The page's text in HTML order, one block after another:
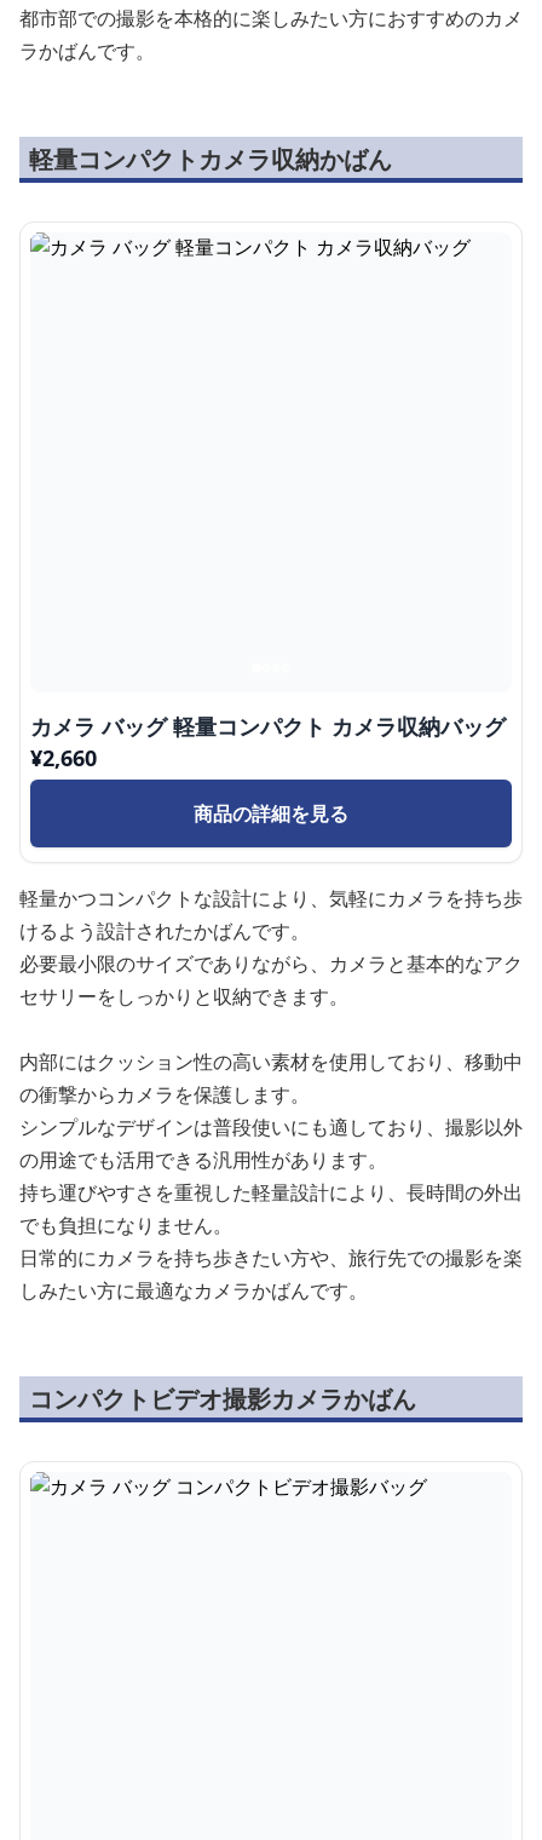
都市部での撮影を本格的に楽しみたい方におすすめのカメ
ラかばんです。
軽量コンパクトカメラ収納かばん
カメラ バッグ 軽量コンパクト カメラ収納バッグ
¥2,660
商品の詳細を見る
軽量かつコンパクトな設計により、気軽にカメラを持ち歩
けるよう設計されたかばんです。
必要最小限のサイズでありながら、カメラと基本的なアク
セサリーをしっかりと収納できます。
内部にはクッション性の高い素材を使用しており、移動中
の衝撃からカメラを保護します。
シンプルなデザインは普段使いにも適しており、撮影以外
の用途でも活用できる汎用性があります。
持ち運びやすさを重視した軽量設計により、長時間の外出
でも負担になりません。
日常的にカメラを持ち歩きたい方や、旅行先での撮影を楽
しみたい方に最適なカメラかばんです。
コンパクトビデオ撮影カメラかばん